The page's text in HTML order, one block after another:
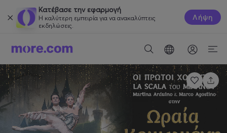
Κατέβασε την εφαρμογή
Η καλύτερη εμπειρία για να ανακαλύπτεις
εκδηλώσεις.
Λήψη